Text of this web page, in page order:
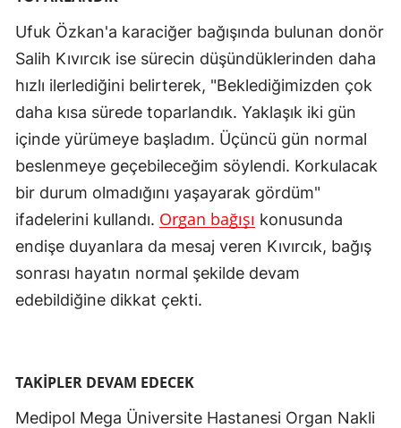
Ufuk Özkan'a karaciğer bağışında bulunan donör
Salih Kıvırcık ise sürecin düşündüklerinden daha
hızlı ilerlediğini belirterek, "Beklediğimizden çok
daha kısa sürede toparlandık. Yaklaşık iki gün
içinde yürümeye başladım. Üçüncü gün normal
beslenmeye geçebileceğim söylendi. Korkulacak
bir durum olmadığını yaşayarak gördüm"
ifadelerini kullandı. Organ bağışı konusunda
endişe duyanlara da mesaj veren Kıvırcık, bağış
sonrası hayatın normal şekilde devam
edebildiğine dikkat çekti.
TAKİPLER DEVAM EDECEK
Medipol Mega Üniversite Hastanesi Organ Nakli